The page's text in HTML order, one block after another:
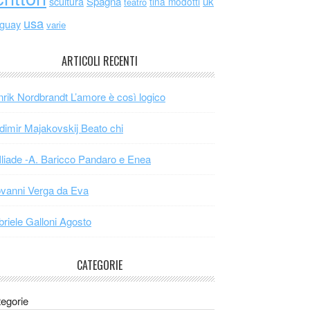
usa varie
ARTICOLI RECENTI
Nordbrandt L’amore è così logico
Majakovskij Beato chi
-A. Baricco Pandaro e Enea
Verga da Eva
Galloni Agosto
CATEGORIE